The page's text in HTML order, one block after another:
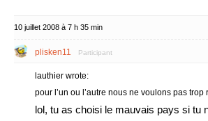
10 juillet 2008 à 7 h 35 min
plisken11 Participant
lauthier wrote:
pour l’un ou l’autre nous ne voulons pas trop
lol, tu as choisi le mauvais pays si tu